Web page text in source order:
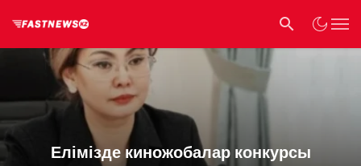
Елімізде киножобалар конкурсы